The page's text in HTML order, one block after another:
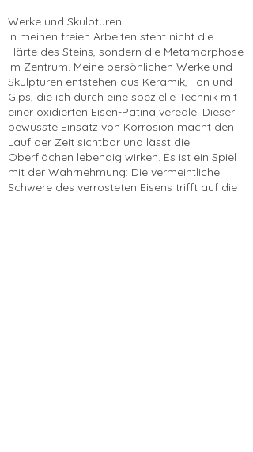
Werke und Skulpturen
In meinen freien Arbeiten steht nicht die
Härte des Steins, sondern die Metamorphose
im Zentrum. Meine persönlichen Werke und
Skulpturen entstehen aus Keramik, Ton und
Gips, die ich durch eine spezielle Technik mit
einer oxidierten Eisen-Patina veredle. Dieser
bewusste Einsatz von Korrosion macht den
Lauf der Zeit sichtbar und lässt die
Oberflächen lebendig wirken. Es ist ein Spiel
mit der Wahrnehmung: Die vermeintliche
Schwere des verrosteten Eisens trifft auf die